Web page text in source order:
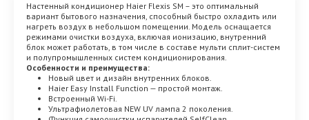
Настенный кондиционер Haier Flexis SM – это оптимальный
вариант бытового назначения, способный быстро охладить или
нагреть воздух в небольшом помещении. Модель оснащается
режимами очистки воздуха, включая ионизацию, внутренний
блок может работать, в том числе в составе мульти сплит-систем
и полупромышленных систем кондиционирования.
Особенности и преимущества:
Новый цвет и дизайн внутренних блоков.
Haier Easy Install Function — простой монтаж.
Встроенный Wi-Fi.
Ультрафиолетовая NEW UV лампа 2 поколения.